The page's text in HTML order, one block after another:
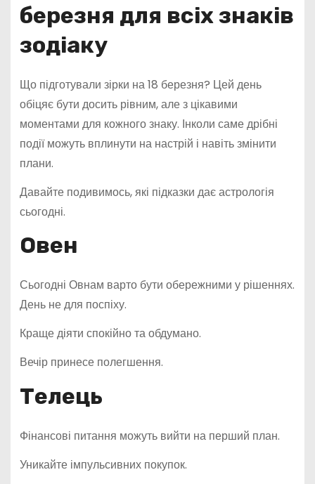
березня для всіх знаків
зодіаку
Що підготували зірки на 18 березня? Цей день
обіцяє бути досить рівним, але з цікавими
моментами для кожного знаку. Інколи саме дрібні
події можуть вплинути на настрій і навіть змінити
плани.
Давайте подивимось, які підказки дає астрологія
сьогодні.
Овен
Сьогодні Овнам варто бути обережними у рішеннях.
День не для поспіху.
Краще діяти спокійно та обдумано.
Вечір принесе полегшення.
Телець
Фінансові питання можуть вийти на перший план.
Уникайте імпульсивних покупок.